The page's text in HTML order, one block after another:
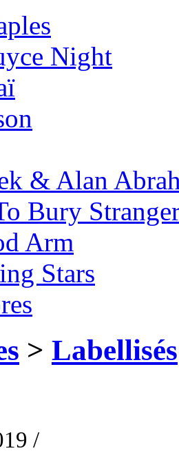
Night
& Alan
Bury
Arm
Stars
> Labellisés
/